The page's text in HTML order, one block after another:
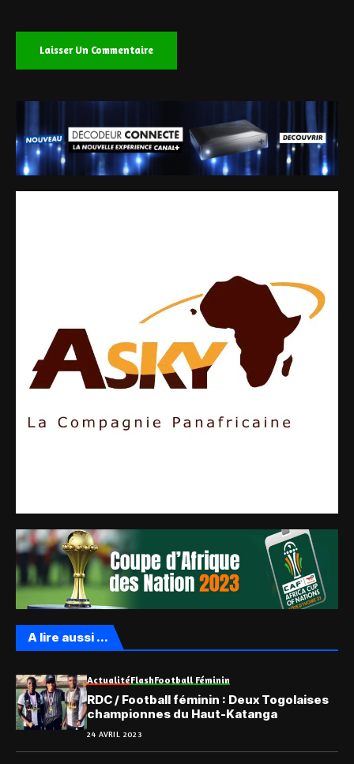
A lire aussi ...
ActualitéFlashFootball Féminin
RDC / Football féminin : Deux Togolaises
championnes du Haut-Katanga
24 AVRIL 2023